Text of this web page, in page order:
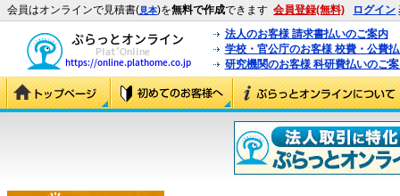
会員はオンラインで見積書(見本)を無料で作成できます 会員登録(無料) ログイン
法人のお客様 請求書払いのご案内
学校・官公庁のお客様 校費・公費
研究機関のお客様 科研費払いのご